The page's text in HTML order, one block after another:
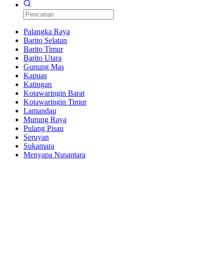
Palangka Raya
Barito Selatan
Barito Timur
Barito Utara
Gunung Mas
Kapuas
Katingan
Kotawaringin Barat
Kotawaringin Timur
Lamandau
Murung Raya
Pulang Pisau
Seruyan
Sukamara
Menyapa Nusantara